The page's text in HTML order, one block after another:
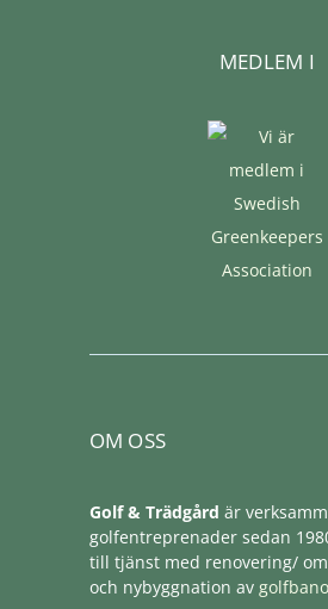
MEDLEM I
OM OSS
Golf & Trädgård är
golfentreprenader sedan
till tjänst med renovering/
och nybyggnation av